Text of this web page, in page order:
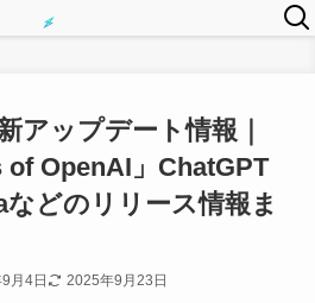
アップデート情報｜
of OpenAI」ChatGPT
どのリリース情報ま
月4日 2025年9月23日